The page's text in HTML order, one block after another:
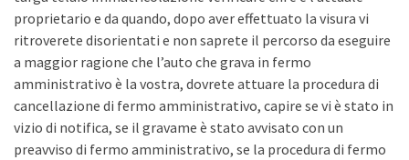
proprietario e da quando, dopo aver effettuato la visura vi
ritroverete disorientati e non saprete il percorso da eseguire
a maggior ragione che l’auto che grava in fermo
amministrativo è la vostra, dovrete attuare la procedura di
cancellazione di fermo amministrativo, capire se vi è stato in
vizio di notifica, se il gravame è stato avvisato con un
preavviso di fermo amministrativo, se la procedura di fermo